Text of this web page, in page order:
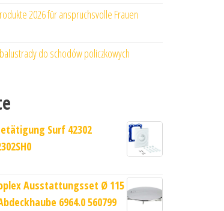
2026 für anspruchsvolle Frauen
do schodów policzkowych
Surf 42302
Ausstattungsset Ø 115
6964.0 560799